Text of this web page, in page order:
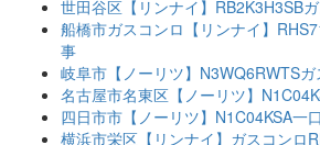
世田谷区【リンナイ】RB2K3H3SB
船橋市ガスコンロ【リンナイ】
事
岐阜市【ノーリツ】N3WQ6RWTS
名古屋市名東区【ノーリツ】
四日市市【ノーリツ】N1C04KSA一
横浜市栄区【リンナイ】ガスコンロ